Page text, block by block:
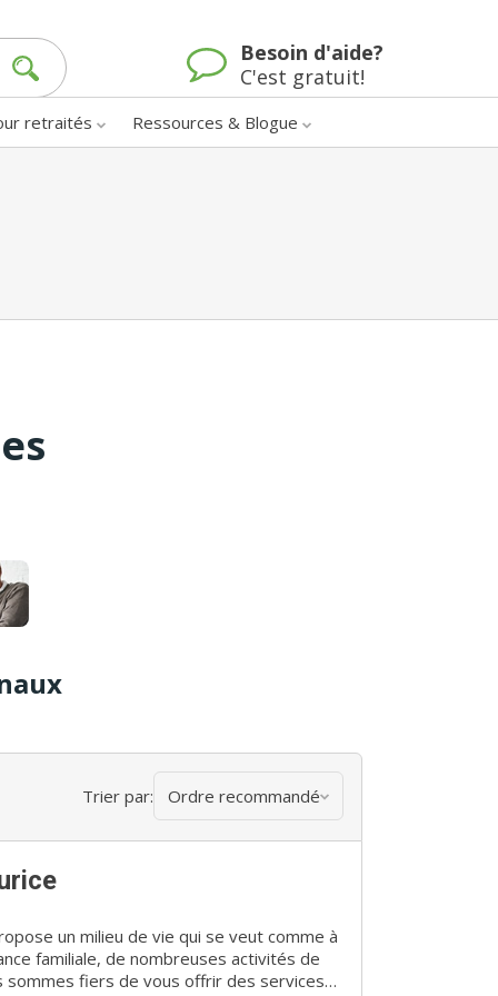
Besoin d'aide?
C'est gratuit!
retraités Ressources & Blogue
Trier par: Ordre recommandé
un milieu de vie qui se veut comme à
familiale, de nombreuses activités de
fiers de vous offrir des services